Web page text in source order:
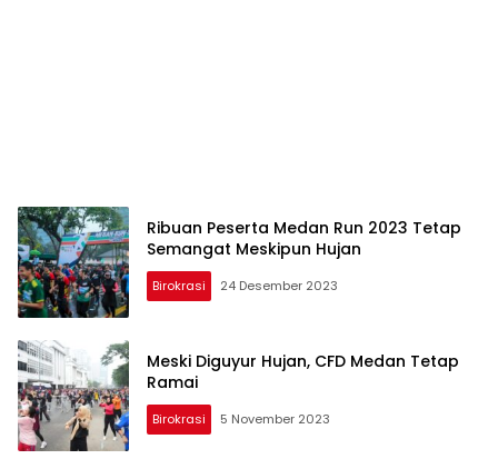
Ribuan Peserta Medan Run 2023 Tetap
Semangat Meskipun Hujan
Birokrasi 24 Desember 2023
Meski Diguyur Hujan, CFD Medan Tetap
Ramai
Birokrasi 5 November 2023